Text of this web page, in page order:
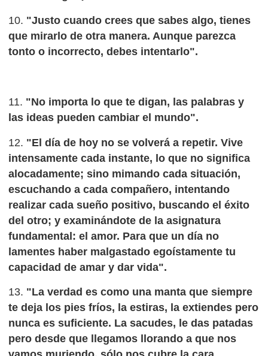
10. "Justo cuando crees que sabes algo, tienes
que mirarlo de otra manera. Aunque parezca
tonto o incorrecto, debes intentarlo".
11. "No importa lo que te digan, las palabras y
las ideas pueden cambiar el mundo".
12. "El día de hoy no se volverá a repetir. Vive
intensamente cada instante, lo que no significa
alocadamente; sino mimando cada situación,
escuchando a cada compañero, intentando
realizar cada sueño positivo, buscando el éxito
del otro; y examinándote de la asignatura
fundamental: el amor. Para que un día no
lamentes haber malgastado egoístamente tu
capacidad de amar y dar vida".
13. "La verdad es como una manta que siempre
te deja los pies fríos, la estiras, la extiendes pero
nunca es suficiente. La sacudes, le das patadas
pero desde que llegamos llorando a que nos